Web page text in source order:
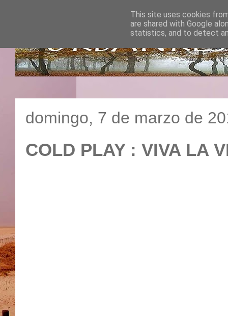
domingo, 7 de marzo de
COLD PLAY : VIVA LA
This site uses cookies
are shared with Google
statistics, and to detect